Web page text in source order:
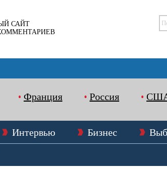
САЙТ
Франция Россия
Интервью Бизнес